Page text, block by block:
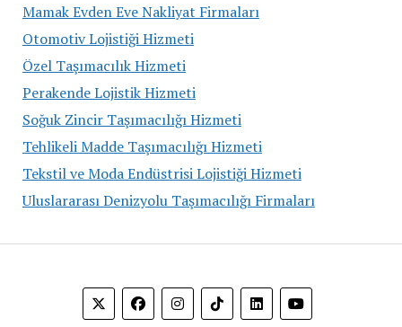
Mamak Evden Eve Nakliyat Firmaları
Otomotiv Lojistiği Hizmeti
Özel Taşımacılık Hizmeti
Perakende Lojistik Hizmeti
Soğuk Zincir Taşımacılığı Hizmeti
Tehlikeli Madde Taşımacılığı Hizmeti
Tekstil ve Moda Endüstrisi Lojistiği Hizmeti
Uluslararası Denizyolu Taşımacılığı Firmaları